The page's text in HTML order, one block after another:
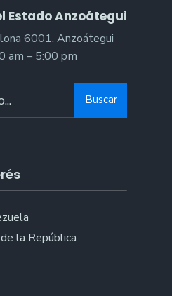
Estado Anzoátegui
6001, Anzoátegui
am – 5:00 pm
Buscar
la República